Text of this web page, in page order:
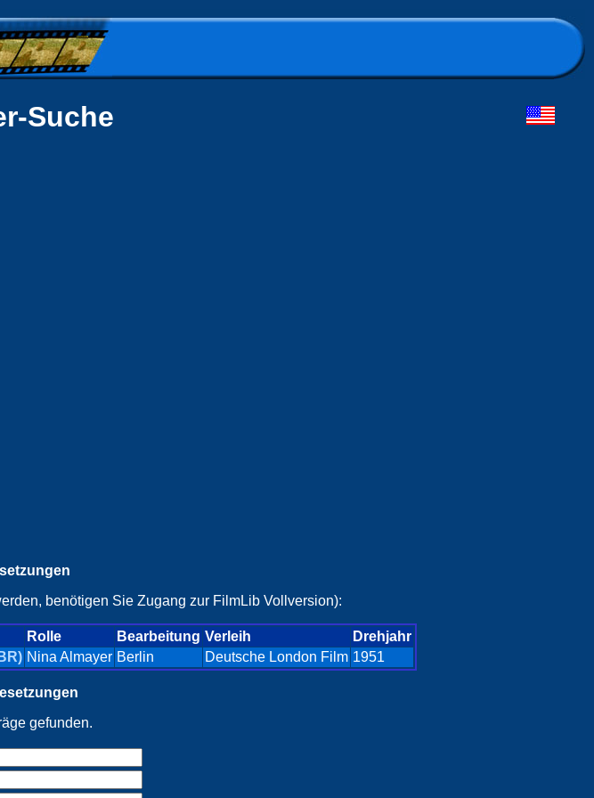
Suche
benötigen Sie Zugang zur FilmLib Vollversion):
Rolle Bearbeitung Verleih
Drehjahr
Nina Almayer Berlin Deutsche London Film 1951
gefunden.